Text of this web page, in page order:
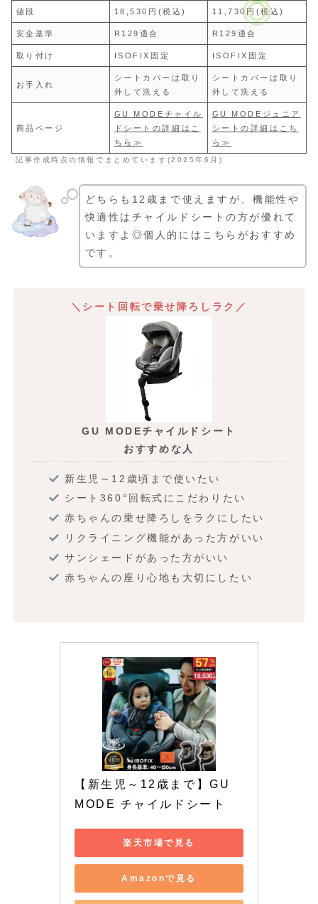
値段 18,530円(税込) 11,730円(税込)
安全基準 R129適合 R129適合
取り付け ISOFIX固定 ISOFIX固定
お手入れ
シートカバーは取り
外して洗える
シートカバーは取り
外して洗える
商品ページ
GU MODEチャイル
ドシートの詳細はこ
ちら≫
GU MODEジュニア
シートの詳細はこち
ら≫
記事作成時点の情報でまとめています(2025年6月)
どちらも12歳まで使えますが、機能性や
快適性はチャイルドシートの方が優れて
いますよ◎個人的にはこちらがおすすめ
です。
＼シート回転で乗せ降ろしラク／
GU MODEチャイルドシート
おすすめな人
新生児～12歳頃まで使いたい
シート360°回転式にこだわりたい
赤ちゃんの乗せ降ろしをラクにしたい
リクライニング機能があった方がいい
サンシェードがあった方がいい
赤ちゃんの座り心地も大切にしたい
【新生児～12歳まで】GU
MODE チャイルドシート
楽天市場で見る
Amazonで見る